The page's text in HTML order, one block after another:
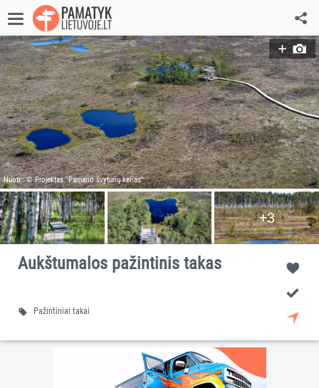
Aukštumalos pažintinis takas
Pažintiniai takai
Nuotr.: © Projektas "Pamario švyturių kelias"
+3